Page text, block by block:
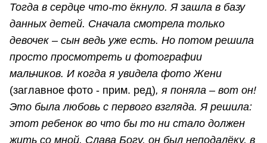
Тогда в сердце что-то ёкнуло. Я зашла в базу
данных детей. Сначала смотрела только
девочек – сын ведь уже есть. Но потом решила
просто просмотреть и фотографии
мальчиков. И когда я увидела фото Жени
(заглавное фото - прим. ред), я поняла – вот он!
Это была любовь с первого взгляда. Я решила:
этот ребенок во что бы то ни стало должен
жить со мной. Слава Богу, он был неподалёку, в